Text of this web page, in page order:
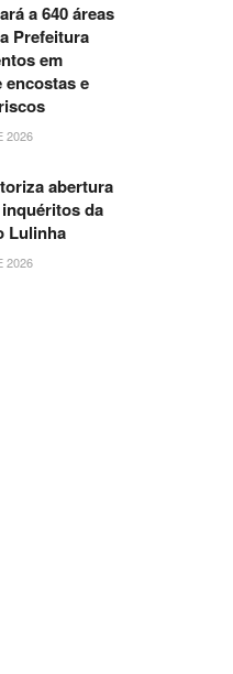
a 640 áreas
Prefeitura
em
encostas e
2026
abertura
da
Lulinha
2026